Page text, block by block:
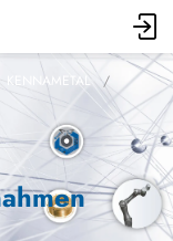
KENNAMETAL